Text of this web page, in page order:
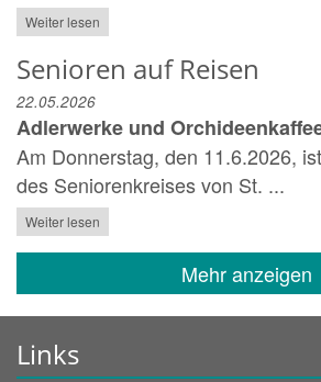
Weiter lesen
Senioren auf Reisen
22.05.2026
Adlerwerke und
Am Donnerstag, den 11.6.2026,
des Seniorenkreises von St. ...
Weiter lesen
Mehr anzeigen
Links